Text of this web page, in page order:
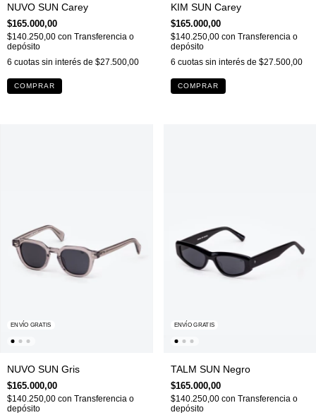
NUVO SUN Carey
$165.000,00
$140.250,00 con Transferencia o
depósito
6 cuotas sin interés de $27.500,00
KIM SUN Carey
$165.000,00
$140.250,00 con Transferencia o
depósito
6 cuotas sin interés de $27.500,00
ENVÍO GRATIS
NUVO SUN Gris
$165.000,00
$140.250,00 con Transferencia o
depósito
ENVÍO GRATIS
TALM SUN Negro
$165.000,00
$140.250,00 con Transferencia o
depósito